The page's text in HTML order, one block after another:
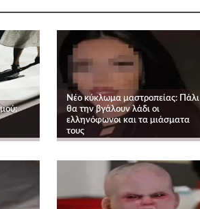
Νέο κύκλωμα μαστροπείας: Πάλι
θα την βγάλουν λάδι οι
ελληνόφωνοι και τα μιάσματα
τους